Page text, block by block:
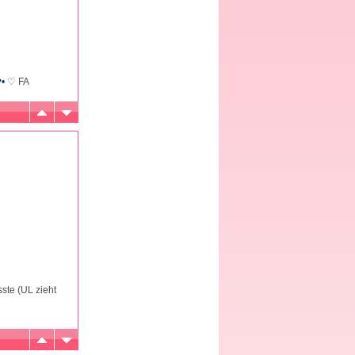
♡ FA
(UL zieht